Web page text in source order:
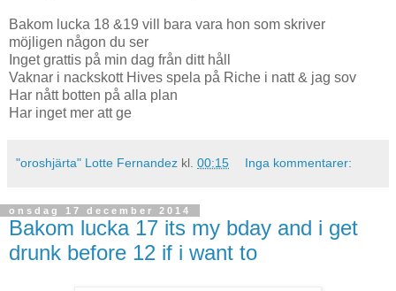
Bakom lucka 18 &19 vill bara vara hon som skriver
möjligen någon du ser
Inget grattis på min dag från ditt håll
Vaknar i nackskott Hives spela på Riche i natt & jag sov
Har nått botten på alla plan
Har inget mer att ge
"oroshjärta" Lotte Fernandez kl. 00:15 Inga kommentarer:
onsdag 17 december 2014
Bakom lucka 17 its my bday and i get
drunk before 12 if i want to